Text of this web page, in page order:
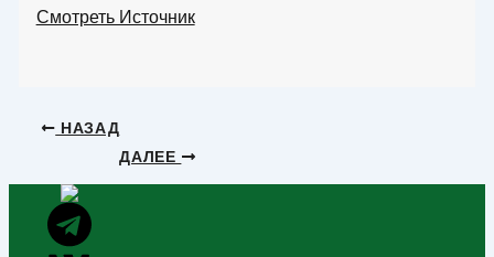
Смотреть Источник
НАЗАД
ДАЛЕЕ